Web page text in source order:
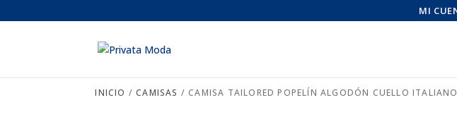
MI
INICIO /CAMISAS / CAMISA TAILORED POPELÍN ALGODÓN CUELLO ITALIANO